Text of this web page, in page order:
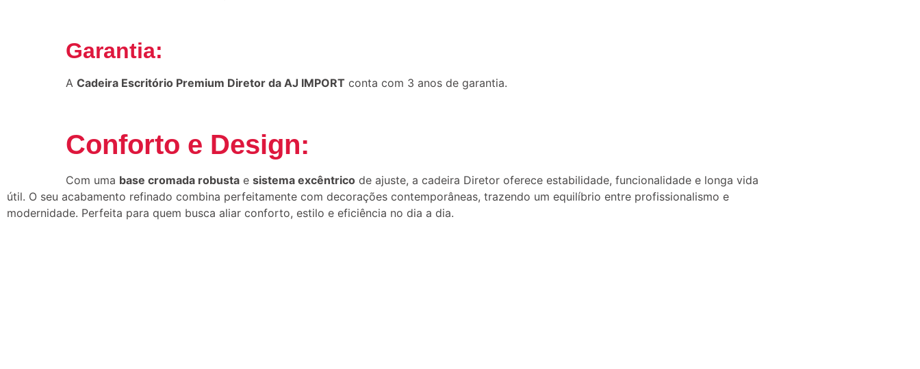
Garantia:
A Cadeira Escritório Premium Diretor da AJ IMPORT conta com 3 anos de garantia.
Conforto e Design:
Com uma base cromada robusta e sistema excêntrico de ajuste, a cadeira Diretor oferece estabilidade, funcionalidade e longa vida
útil. O seu acabamento refinado combina perfeitamente com decorações contemporâneas, trazendo um equilíbrio entre profissionalismo e
modernidade. Perfeita para quem busca aliar conforto, estilo e eficiência no dia a dia.